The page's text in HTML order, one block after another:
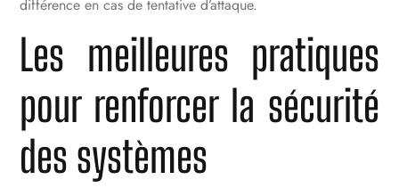
différence en cas de tentative d’attaque.
Les meilleures pratiques
pour renforcer la sécurité
des systèmes